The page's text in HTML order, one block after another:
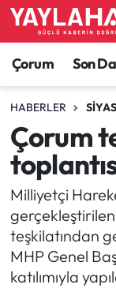
Çorum Son
HABERLER
Çorum
Milliyetçi
teşkilatından
MHP Genel
katılımıyla
Alaca
Bayat
Bilgi -
Bilim ve
Boğazkale
Çorum
Çorum
Çorum
Çorum
Çorum
TFF 1.Lig
Tüm